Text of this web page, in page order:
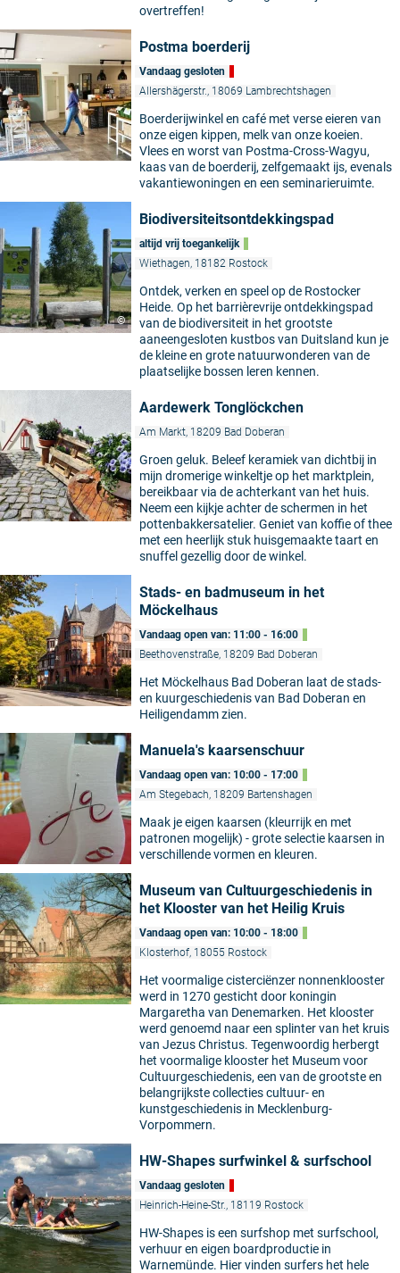
overtreffen!
Postma boerderij
Vandaag gesloten
Allershägerstr., 18069 Lambrechtshagen
Boerderijwinkel en café met verse eieren van
onze eigen kippen, melk van onze koeien.
Vlees en worst van Postma-Cross-Wagyu,
kaas van de boerderij, zelfgemaakt ijs, evenals
vakantiewoningen en een seminarieruimte.
©
Biodiversiteitsontdekkingspad
altijd vrij toegankelijk
Wiethagen, 18182 Rostock
Ontdek, verken en speel op de Rostocker
Heide. Op het barrièrevrije ontdekkingspad
van de biodiversiteit in het grootste
aaneengesloten kustbos van Duitsland kun je
de kleine en grote natuurwonderen van de
plaatselijke bossen leren kennen.
Aardewerk Tonglöckchen
Am Markt, 18209 Bad Doberan
Groen geluk. Beleef keramiek van dichtbij in
mijn dromerige winkeltje op het marktplein,
bereikbaar via de achterkant van het huis.
Neem een kijkje achter de schermen in het
pottenbakkersatelier. Geniet van koffie of thee
met een heerlijk stuk huisgemaakte taart en
snuffel gezellig door de winkel.
Stads- en badmuseum in het
Möckelhaus
Vandaag open van: 11:00 - 16:00
Beethovenstraße, 18209 Bad Doberan
Het Möckelhaus Bad Doberan laat de stads-
en kuurgeschiedenis van Bad Doberan en
Heiligendamm zien.
Manuela's kaarsenschuur
Vandaag open van: 10:00 - 17:00
Am Stegebach, 18209 Bartenshagen
Maak je eigen kaarsen (kleurrijk en met
patronen mogelijk) - grote selectie kaarsen in
verschillende vormen en kleuren.
Museum van Cultuurgeschiedenis in
het Klooster van het Heilig Kruis
Vandaag open van: 10:00 - 18:00
Klosterhof, 18055 Rostock
Het voormalige cisterciënzer nonnenklooster
werd in 1270 gesticht door koningin
Margaretha van Denemarken. Het klooster
werd genoemd naar een splinter van het kruis
van Jezus Christus. Tegenwoordig herbergt
het voormalige klooster het Museum voor
Cultuurgeschiedenis, een van de grootste en
belangrijkste collecties cultuur- en
kunstgeschiedenis in Mecklenburg-
Vorpommern.
HW-Shapes surfwinkel & surfschool
Vandaag gesloten
Heinrich-Heine-Str., 18119 Rostock
HW-Shapes is een surfshop met surfschool,
verhuur en eigen boardproductie in
Warnemünde. Hier vinden surfers het hele